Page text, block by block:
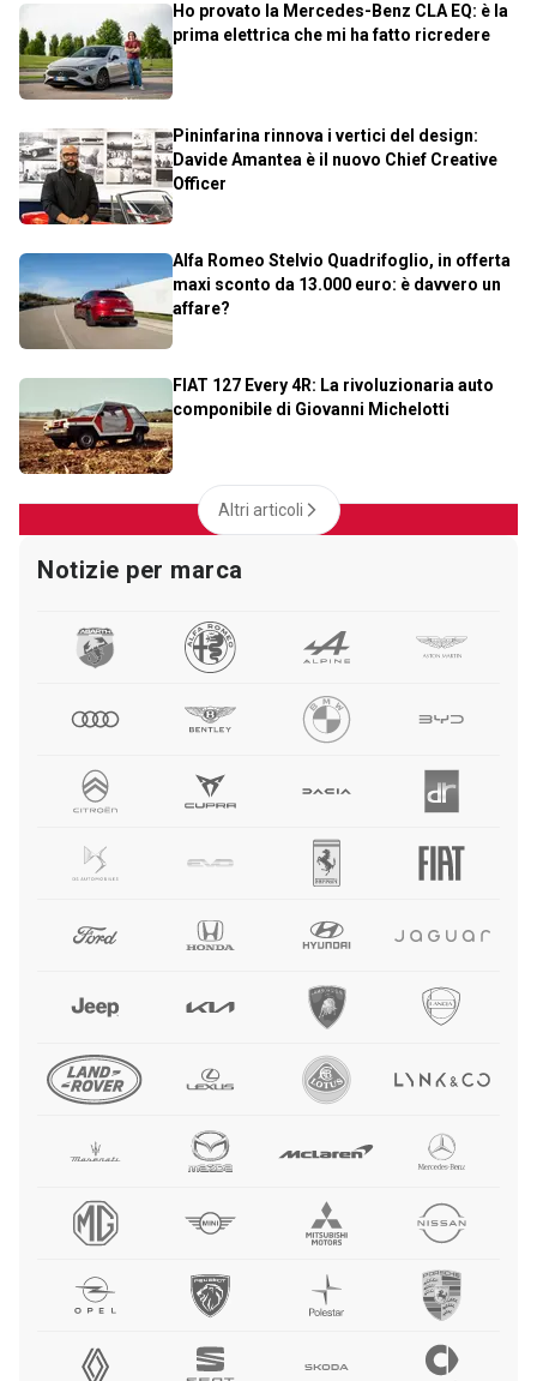
Ho provato la Mercedes-Benz CLA EQ: è la
prima elettrica che mi ha fatto ricredere
Pininfarina rinnova i vertici del design:
Davide Amantea è il nuovo Chief Creative
Officer
Alfa Romeo Stelvio Quadrifoglio, in offerta
maxi sconto da 13.000 euro: è davvero un
affare?
FIAT 127 Every 4R: La rivoluzionaria auto
componibile di Giovanni Michelotti
Altri articoli
Notizie per marca